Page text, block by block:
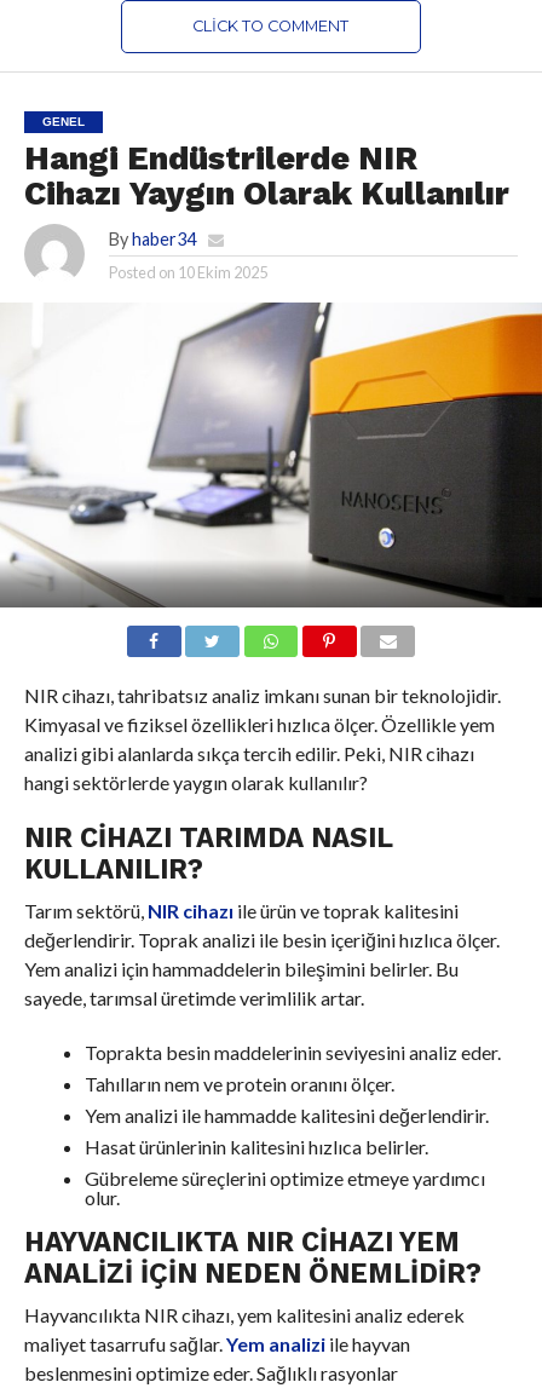
CLICK TO COMMENT
GENEL
Hangi Endüstrilerde NIR
Cihazı Yaygın Olarak Kullanılır
By haber34
Posted on 10 Ekim 2025
NIR cihazı, tahribatsız analiz imkanı sunan bir teknolojidir.
Kimyasal ve fiziksel özellikleri hızlıca ölçer. Özellikle yem
analizi gibi alanlarda sıkça tercih edilir. Peki, NIR cihazı
hangi sektörlerde yaygın olarak kullanılır?
NIR CIHAZI TARIMDA NASIL
KULLANILIR?
Tarım sektörü, NIR cihazı ile ürün ve toprak kalitesini
değerlendirir. Toprak analizi ile besin içeriğini hızlıca ölçer.
Yem analizi için hammaddelerin bileşimini belirler. Bu
sayede, tarımsal üretimde verimlilik artar.
Toprakta besin maddelerinin seviyesini analiz eder.
Tahılların nem ve protein oranını ölçer.
Yem analizi ile hammadde kalitesini değerlendirir.
Hasat ürünlerinin kalitesini hızlıca belirler.
Gübreleme süreçlerini optimize etmeye yardımcı
olur.
HAYVANCILIKTA NIR CIHAZI YEM
ANALIZI İÇIN NEDEN ÖNEMLIDIR?
Hayvancılıkta NIR cihazı, yem kalitesini analiz ederek
maliyet tasarrufu sağlar.Yem analiziile hayvan
beslenmesini optimize eder. Sağlıklı rasyonlar